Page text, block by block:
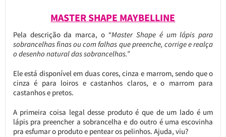
MASTER SHAPE MAYBELLINE
Pela descrição da marca, o “Master Shape é um lápis para
sobrancelhas finas ou com falhas que preenche, corrige e realça
o desenho natural das sobrancelhas.”
Ele está disponível em duas cores, cinza e marrom, sendo que o
cinza é para loiros e castanhos claros, e o marrom para
castanhos e pretos.
A primeira coisa legal desse produto é que de um lado é um
lápis pra preencher a sobrancelha e do outro é uma escovinha
pra esfumar o produto e pentear os pelinhos. Ajuda, viu?